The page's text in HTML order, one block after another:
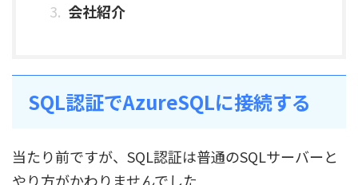
会社紹介
SQL認証でAzureSQLに接続する
当たり前ですが、SQL認証は普通のSQLサーバーと
やり方がかわりませんでした